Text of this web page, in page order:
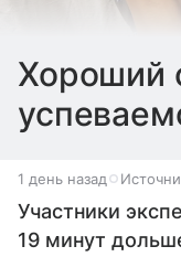
Хороший
1 день назад
Участники
19 минут